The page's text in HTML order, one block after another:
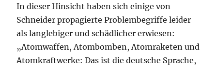
In dieser Hinsicht haben sich einige von
Schneider propagierte Problembegriffe leider
als langlebiger und schädlicher erwiesen:
„Atomwaffen, Atombomben, Atomraketen und
Atomkraftwerke: Das ist die deutsche Sprache,